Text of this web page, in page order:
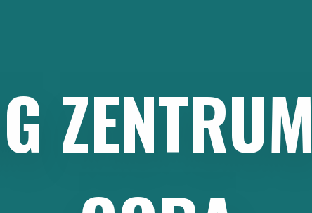
ZENTRUM